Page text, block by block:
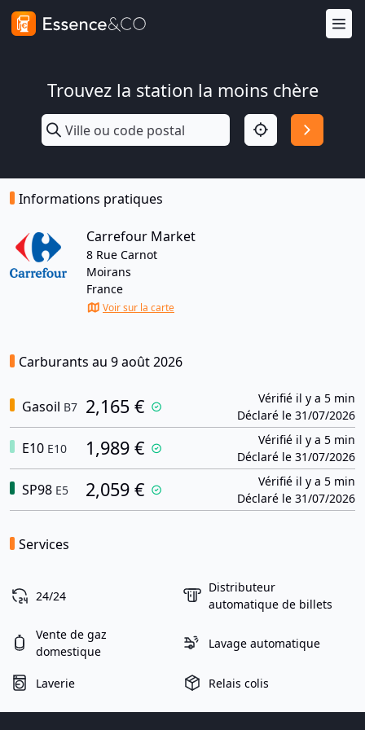
Trouvez la station la moins chère
Informations pratiques
Carrefour Market
8 Rue Carnot
Moirans
France
Voir sur la carte
Carburants au 9 août 2026
Gasoil B7 2,165 €
Vérifié il y a 5 min
Déclaré le 31/07/2026
E10 E10 1,989 €
Vérifié il y a 5 min
Déclaré le 31/07/2026
SP98 E5 2,059 €
Vérifié il y a 5 min
Déclaré le 31/07/2026
Services
24/24
Distributeur
automatique de billets
Vente de gaz
domestique
Lavage automatique
Laverie Relais colis